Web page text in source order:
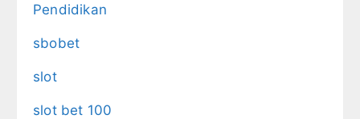
Pendidikan
sbobet
slot
slot bet 100